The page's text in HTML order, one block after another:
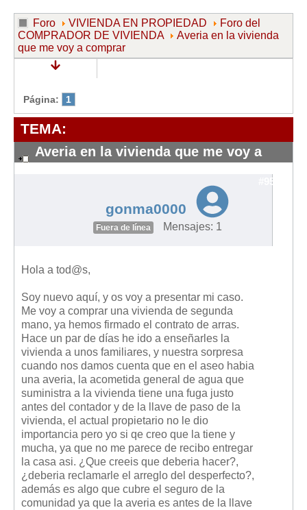
Para contratos anteriores al 6 de junio de 2013
Para contratos de Renta Antigua
Formularios sobre Vivienda en Propiedad
Modelos de Contratos
Requerimientos y comunicaciones
Formularios sobre Propiedad Horizontal
Modelos de Convocatoria de Junta de Propietarios
Legislación sobre la Comunidad de Propietarios
Legislación sobre Adquisición de Vivienda en Propiedad
Legislación de interés práctico
Diccionario
Usuario
Entrar / Salir
Mis boletines
Foro VIVIENDA EN PROPIEDAD
Foro del
COMPRADOR DE VIVIENDA
Averia en la vivienda
que me voy a comprar
Página: 1
TEMA:
Averia en la vivienda que me voy a
comprar
#9597
gonma0000
Fuera de línea Mensajes: 1
Hola a tod@s,
Soy nuevo aquí, y os voy a presentar mi caso.
Me voy a comprar una vivienda de segunda
mano, ya hemos firmado el contrato de arras.
Hace un par de días he ido a enseñarles la
vivienda a unos familiares, y nuestra sorpresa
cuando nos damos cuenta que en el aseo habia
una averia, la acometida general de agua que
suministra a la vivienda tiene una fuga justo
antes del contador y de la llave de paso de la
vivienda, el actual propietario no le dio
importancia pero yo si qe creo que la tiene y
mucha, ya que no me parece de recibo entregar
la casa asi. ¿Que creeis que deberia hacer?,
¿deberia reclamarle el arreglo del desperfecto?,
además es algo que cubre el seguro de la
comunidad ya que la averia es antes de la llave